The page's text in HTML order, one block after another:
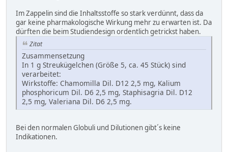
Im Zappelin sind die Inhaltsstoffe so stark verdünnt, dass da
gar keine pharmakologische Wirkung mehr zu erwarten ist. Da
dürften die beim Studiendesign ordentlich getrickst haben.
Zitat
Zusammensetzung
In 1 g Streukügelchen (Größe 5, ca. 45 Stück) sind
verarbeitet:
Wirkstoffe: Chamomilla Dil. D12 2,5 mg, Kalium
phosphoricum Dil. D6 2,5 mg, Staphisagria Dil. D12
2,5 mg, Valeriana Dil. D6 2,5 mg.
Bei den normalen Globuli und Dilutionen gibt´s keine
Indikationen.